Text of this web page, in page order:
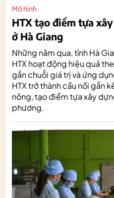
Mô hình
HTX tạo điểm tựa
ở Hà Giang
Những năm qua, tỉnh Hà
HTX hoạt động hiệu quả
gắn chuỗi giá trị và ứng
HTX trở thành cầu nối gắn
nông, tạo điểm tựa xây
phương.